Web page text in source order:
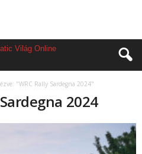
"WRC Rally Sardegna 2024"
2024